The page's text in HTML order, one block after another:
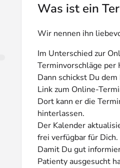
Was ist ein
Wir nennen ihn
Im Unterschied zur
Terminvorschläge per
Dann schickst Du
Link zum Online-
Dort kann er die
hinterlassen.
Der Kalender
frei verfügbar für Dich.
Damit Du gut
Patienty ausgesucht